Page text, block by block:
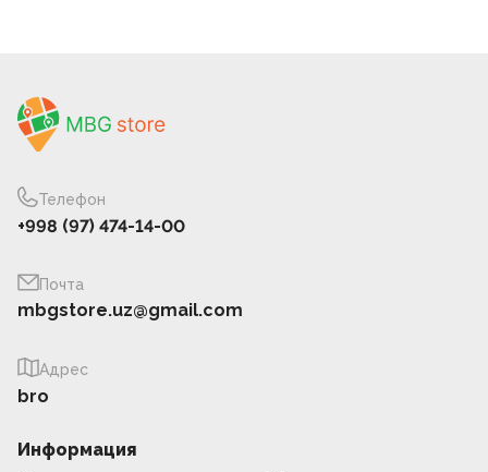
Телефон
+998 (97) 474-14-00
Почта
mbgstore.uz@gmail.com
Адрес
bro
Информация